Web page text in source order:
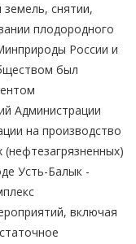
снятии,
плодородного
России и
был
Администрации
на производство
Усть-Балык -
включая